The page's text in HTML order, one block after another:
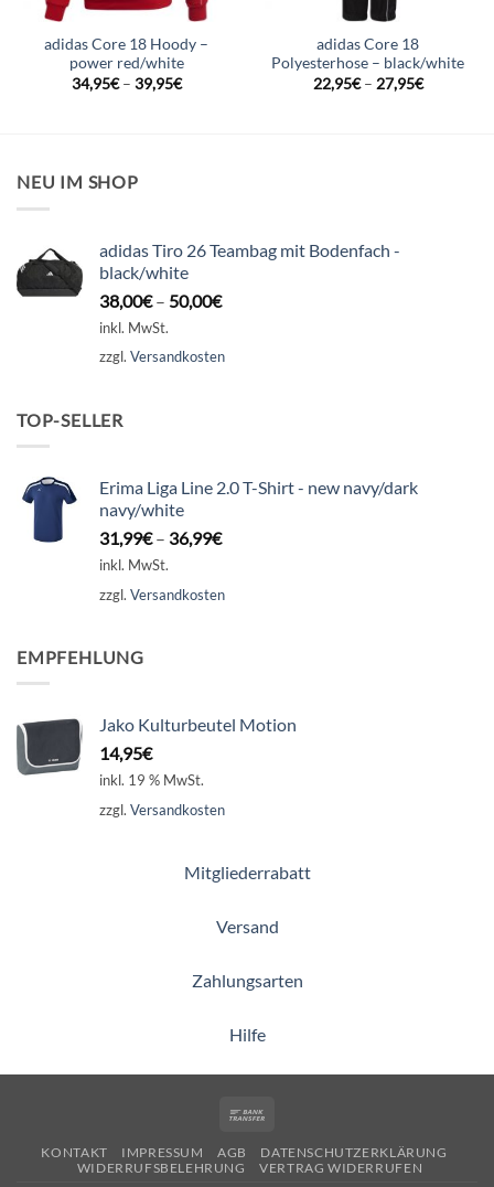
adidas Core 18 Hoody –
power red/white
34,95€– 39,95€
adidas Core 18
Polyesterhose – black/white
22,95€– 27,95€
NEU IM SHOP
adidas Tiro 26 Teambag mit Bodenfach -
black/white
38,00€– 50,00€
inkl. MwSt.
zzgl. Versandkosten
TOP-SELLER
Erima Liga Line 2.0 T-Shirt - new navy/dark
navy/white
31,99€– 36,99€
inkl. MwSt.
zzgl. Versandkosten
EMPFEHLUNG
Jako Kulturbeutel Motion
14,95€
inkl. 19 % MwSt.
zzgl. Versandkosten
Mitgliederrabatt
Versand
Zahlungsarten
Hilfe
KONTAKT IMPRESSUM AGB
DATENSCHUTZERKLÄRUNG
WIDERRUFSBELEHRUNG
VERTRAG WIDERRUFEN